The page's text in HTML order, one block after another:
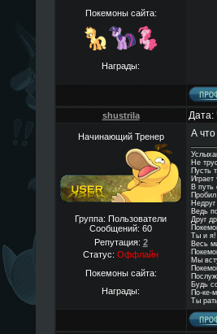
Покемоны сайта:
Награды:
shustrila Дата:
Начинающий Тренер
Группа: Пользователи
Сообщений: 60
Репутация: 2
Статус: Оффлайн
Покемоны сайта:
Награды:
А что
Не
Пусть
Играет
В путь
Ведь
Друг
Ты и я!
Весь
Мы
Будь
По-ке-
Ты